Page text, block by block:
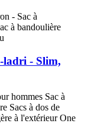
ladri - Slim,